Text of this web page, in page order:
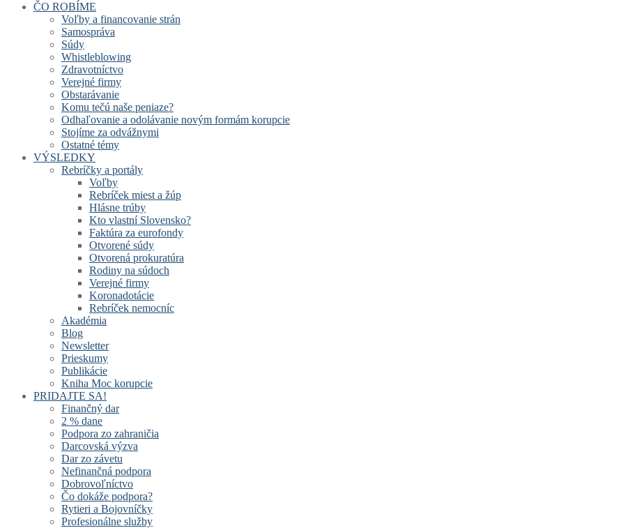
ČO ROBÍME
Voľby a financovanie strán
Samospráva
Súdy
Whistleblowing
Zdravotníctvo
Verejné firmy
Obstarávanie
Komu tečú naše peniaze?
Odhaľovanie a odolávanie novým formám korupcie
Stojíme za odvážnymi
Ostatné témy
VÝSLEDKY
Rebríčky a portály
Voľby
Rebríček miest a žúp
Hlásne trúby
Kto vlastní Slovensko?
Faktúra za eurofondy
Otvorené súdy
Otvorená prokuratúra
Rodiny na súdoch
Verejné firmy
Koronadotácie
Rebríček nemocníc
Akadémia
Blog
Newsletter
Prieskumy
Publikácie
Kniha Moc korupcie
PRIDAJTE SA!
Finančný dar
2 % dane
Podpora zo zahraničia
Darcovská výzva
Dar zo závetu
Nefinančná podpora
Dobrovoľníctvo
Čo dokáže podpora?
Rytieri a Bojovníčky
Profesionálne služby